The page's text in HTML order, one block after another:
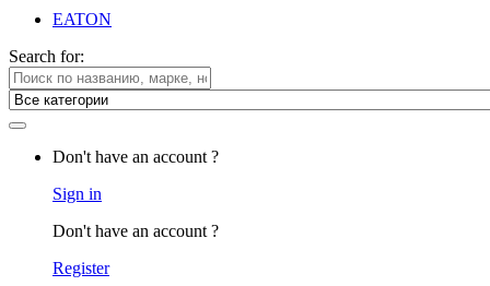
EATON
Search for:
Don't have an account ?
Sign in
Don't have an account ?
Register